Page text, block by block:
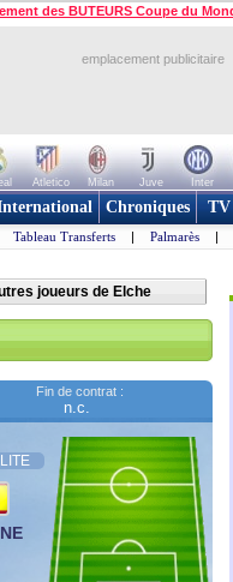
des BUTEURS Coupe du
emplacement publicitaire
Atletico Milan Juve Inter
Chroniques TV
Tableau Transferts | Palmarès |
joueurs de Elche
Fin de contrat :
n.c.